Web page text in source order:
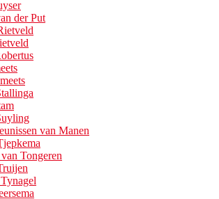
der Put
van Manen
Tongeren